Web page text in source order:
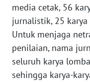
media cetak, 56
jurnalistik, 25
Untuk menjaga
penilaian, nama
seluruh karya
sehingga karya-
WN
PAPUA
PAPUA
BARAT